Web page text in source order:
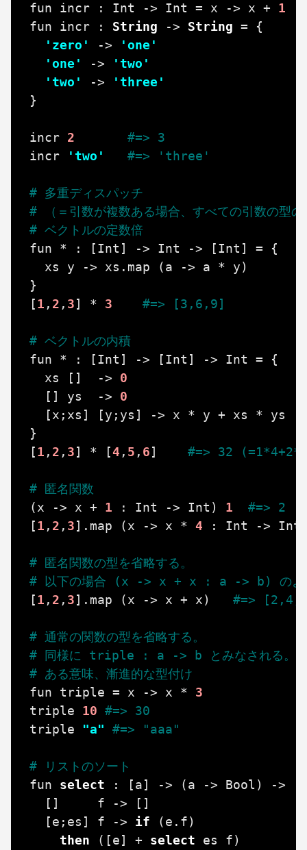
fun incr : Int -> Int = x -> x +
1
fun
incr : String -> String =
{
'zero'
->
'one'
'one'
->
'two'
'two'
->
'three'
}
incr 2
#=> 3
incr
'two' #=> 'three'
# 多重ディスパッチ
# （＝引数が複数ある場合、すべての引数の型
# ベクトルの定数倍
fun
* : [Int ] -> Int -> [Int ] =
{
xs
y -> xs . map (a -> a * y)
}
[1 , 2 , 3] * 3 #=> [3,6,9]
# ベクトルの内積
fun
* : [Int ] -> [Int ] -> Int =
{
xs
[] ->
0
[]
ys ->
0
[x ; xs ] [y ; ys ] -> x * y + xs *
ys
}
[1 , 2 , 3] * [4 , 5 , 6] #=> 32
# 匿名関数
(x -> x + 1 : Int -> Int ) 1
#=> 2
[1 , 2 , 3]. map (x -> x * 4 : Int -> Int
# 匿名関数の型を省略する。
# 以下の場合 (x -> x + x : a -> b) のように
[1 , 2 , 3]. map (x -> x + x) #=>
# 通常の関数の型を省略する。
# 同様に triple : a -> b とみなされる。
# ある意味、漸進的な型付け
fun
triple = x -> x *
3
triple
10 #=> 30
triple
"a" #=> "aaa"
# リストのソート
fun
select : [a] -> (a -> Bool ) ->
[]
f ->
[]
[e ; es ] f -> if (e . f)
then
( [e] + select es f)